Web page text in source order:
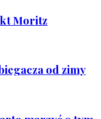
Moritz
od zimy